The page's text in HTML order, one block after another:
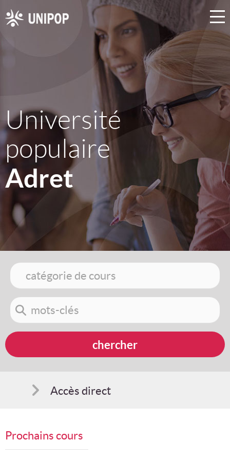
Université
populaire
Adret
Accès direct
Suggestions
Prochains cours